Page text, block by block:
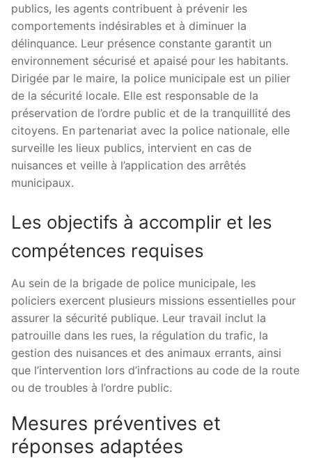
publics, les agents contribuent à prévenir les
comportements indésirables et à diminuer la
délinquance. Leur présence constante garantit un
environnement sécurisé et apaisé pour les habitants.
Dirigée par le maire, la police municipale est un pilier
de la sécurité locale. Elle est responsable de la
préservation de l’ordre public et de la tranquillité des
citoyens. En partenariat avec la police nationale, elle
surveille les lieux publics, intervient en cas de
nuisances et veille à l’application des arrêtés
municipaux.
Les objectifs à accomplir et les
compétences requises
Au sein de la brigade de police municipale, les
policiers exercent plusieurs missions essentielles pour
assurer la sécurité publique. Leur travail inclut la
patrouille dans les rues, la régulation du trafic, la
gestion des nuisances et des animaux errants, ainsi
que l’intervention lors d’infractions au code de la route
ou de troubles à l’ordre public.
Mesures préventives et
réponses adaptées